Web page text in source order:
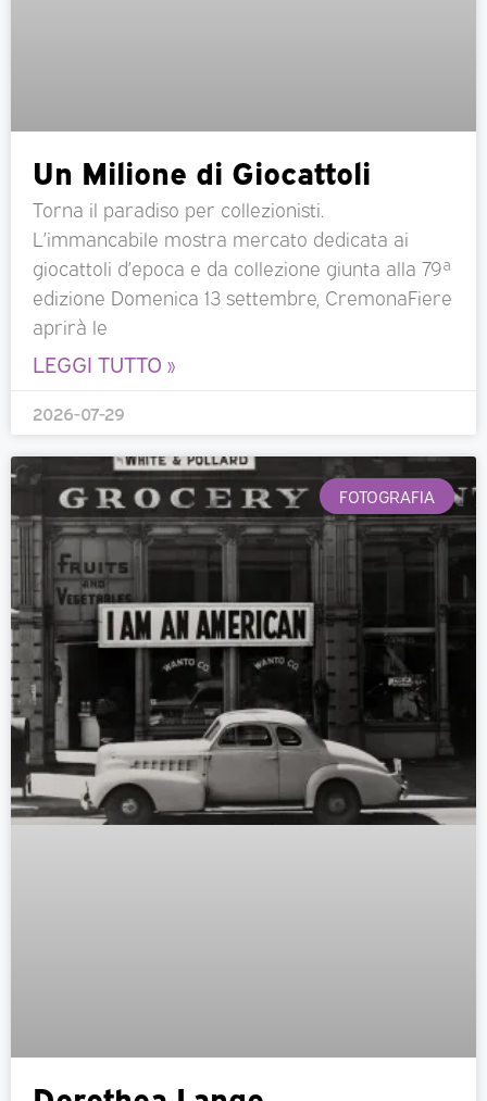
Un Milione di Giocattoli
Torna il paradiso per collezionisti.
L’immancabile mostra mercato dedicata ai
giocattoli d’epoca e da collezione giunta alla 79ª
edizione Domenica 13 settembre, CremonaFiere
aprirà le
LEGGI TUTTO »
2026-07-29
FOTOGRAFIA